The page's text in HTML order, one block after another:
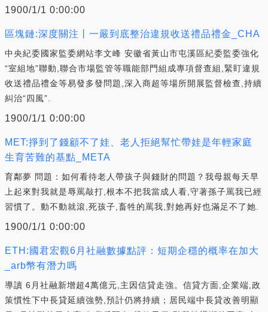
1900/1/1 0:00:00
區塊鏈:深度關注丨一嚴到底整治違規收送禮品禮金_CHA
中央紀委國家監委網站李文峰 安徽省黃山市屯溪區紀委監委強化
“室組地”聯動,聯合市場監管等職能部門組成專項督查組,緊盯違規
收送禮品禮金等易發多發問題,深入商超等場所開展監督檢查,持續
糾治“四風”.
1900/1/1 0:00:00
MET:掙到了錢顧不了娃、老人拒絕幫忙帶娃是年輕家庭
生育苦難的基點_META
育鄰夢 問題：如何看待老人帶孩子與錢財的問題？我母親每天早
上起來對我就是辱罵敲打,根本不把我當成人看,守著孫子罵我已經
習慣了。動不動就滾,死孩子,畜牲的罵我,對她再好也滿足不了她.
1900/1/1 0:00:00
ETH:國君宏觀6月社融數據點評：短期企穩的概率在加大
_arb幣有潛力嗎
導讀 6月社融新增超4萬億元,主因信貸走強。信貸方面,企業端,政
策慣性下中長貸延續強勢,預計仍將持續；居民端中長貸改善明顯